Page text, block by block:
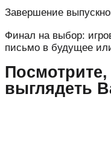
Завершение
Финал на выбор:
письмо в будущее
выглядеть